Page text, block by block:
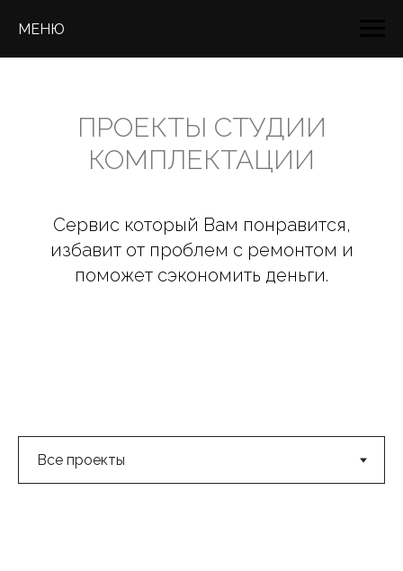
МЕНЮ
ПРОЕКТЫ СТУДИИ
КОМПЛЕКТАЦИИ
Сервис который Вам понравится,
избавит от проблем с ремонтом и
поможет сэкономить деньги.